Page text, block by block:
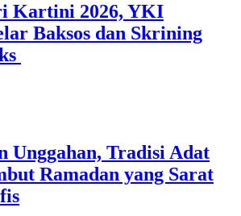
Kartini 2026, YKI
Baksos dan Skrining
Unggahan, Tradisi Adat
Ramadan yang Sarat